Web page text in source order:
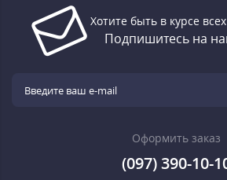
Хотите быть в курсе
Подпишитесь на
Оформить заказ
(097) 390-10-